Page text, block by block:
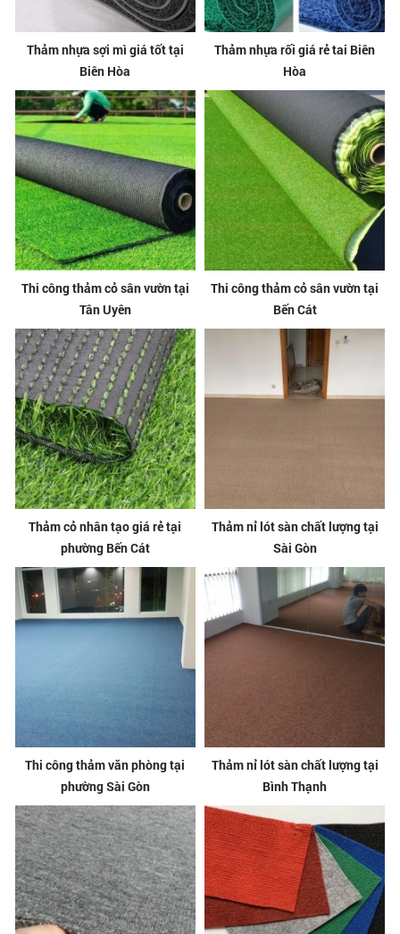
Thảm nhựa sợi mì giá tốt tại
Biên Hòa
Thảm nhựa rối giá rẻ tai Biên
Hòa
Thi công thảm cỏ sân vườn tại
Tân Uyên
Thi công thảm cỏ sân vườn tại
Bến Cát
Thảm cỏ nhân tạo giá rẻ tại
phường Bến Cát
Thảm nỉ lót sàn chất lượng tại
Sài Gòn
Thi công thảm văn phòng tại
phường Sài Gòn
Thảm nỉ lót sàn chất lượng tại
Bình Thạnh